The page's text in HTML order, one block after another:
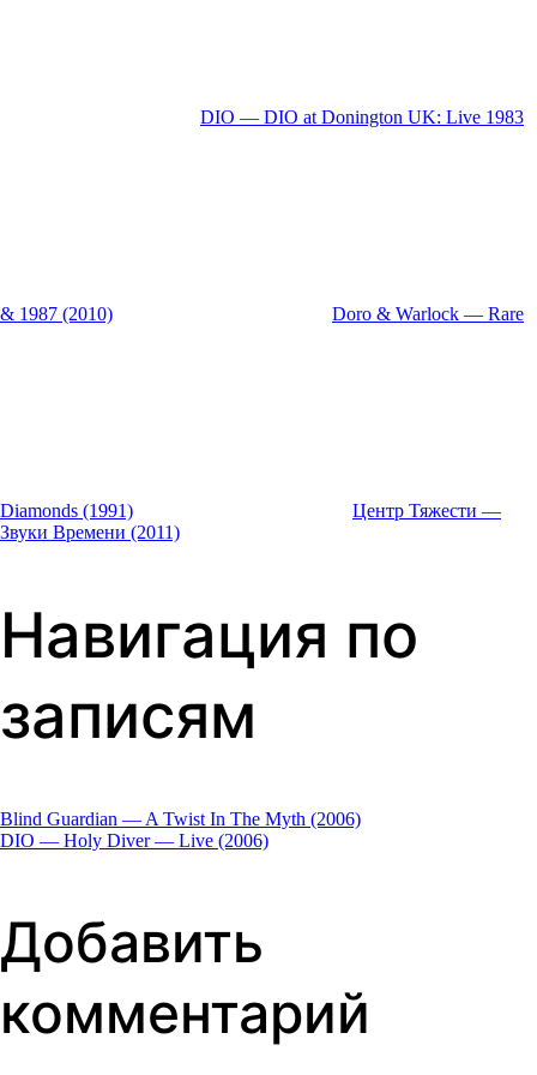
DIO — DIO at Donington UK: Live 1983
& 1987 (2010) Doro & Warlock — Rare
Diamonds (1991)
Центр Тяжести —
Звуки Времени (2011)
Навигация по
записям
Blind Guardian — A Twist In The Myth (2006)
DIO — Holy Diver — Live (2006)
Добавить
комментарий